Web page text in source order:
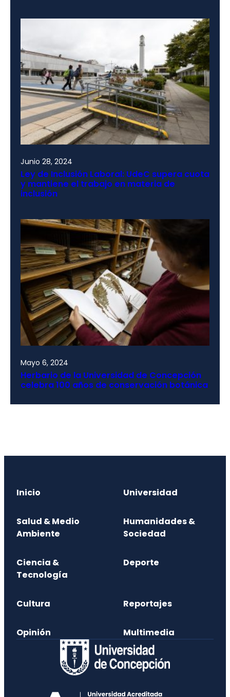
Junio 28, 2024
Ley de Inclusión Laboral: UdeC supera cuota
y mantiene el trabajo en materia de
inclusión
Mayo 6, 2024
Herbario de la Universidad de Concepción
celebra 100 años de conservación botánica
Inicio Universidad
Salud & Medio
Ambiente
Humanidades &
Sociedad
Ciencia &
Tecnología
Deporte
Cultura Reportajes
Opinión Multimedia